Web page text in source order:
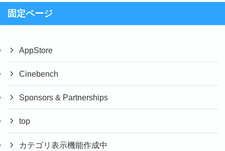
固定ページ
AppStore
Cinebench
Sponsors & Partnerships
top
カテゴリ表示機能作成中